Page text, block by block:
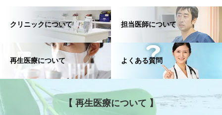
クリニックについて 担当医師について
再生医療について よくある質問
【 再生医療について 】